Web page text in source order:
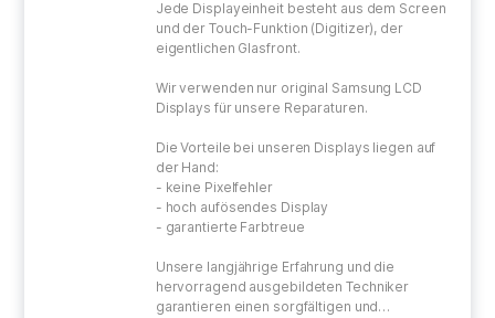
Jede Displayeinheit besteht aus dem Screen
und der Touch-Funktion (Digitizer), der
eigentlichen Glasfront.
Wir verwenden nur original Samsung LCD
Displays für unsere Reparaturen.
Die Vorteile bei unseren Displays liegen auf
der Hand:
- keine Pixelfehler
- hoch aufösendes Display
- garantierte Farbtreue
Unsere langjährige Erfahrung und die
hervorragend ausgebildeten Techniker
garantieren einen sorgfältigen und